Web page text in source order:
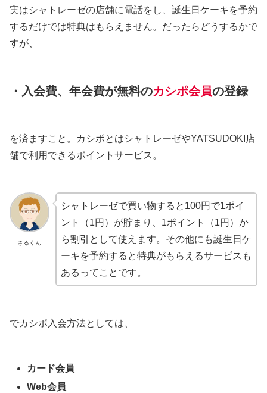
実はシャトレーゼの店舗に電話をし、誕生日ケーキを予約
するだけでは特典はもらえません。だったらどうするかで
すが、
・入会費、年会費が無料のカシポ会員の登録
を済ますこと。カシポとはシャトレーゼやYATSUDOKI店
舗で利用できるポイントサービス。
さるくん
シャトレーゼで買い物すると100円で1ポイ
ント（1円）が貯まり、1ポイント（1円）か
ら割引として使えます。その他にも誕生日ケ
ーキを予約すると特典がもらえるサービスも
あるってことです。
でカシポ入会方法としては、
カード会員
Web会員